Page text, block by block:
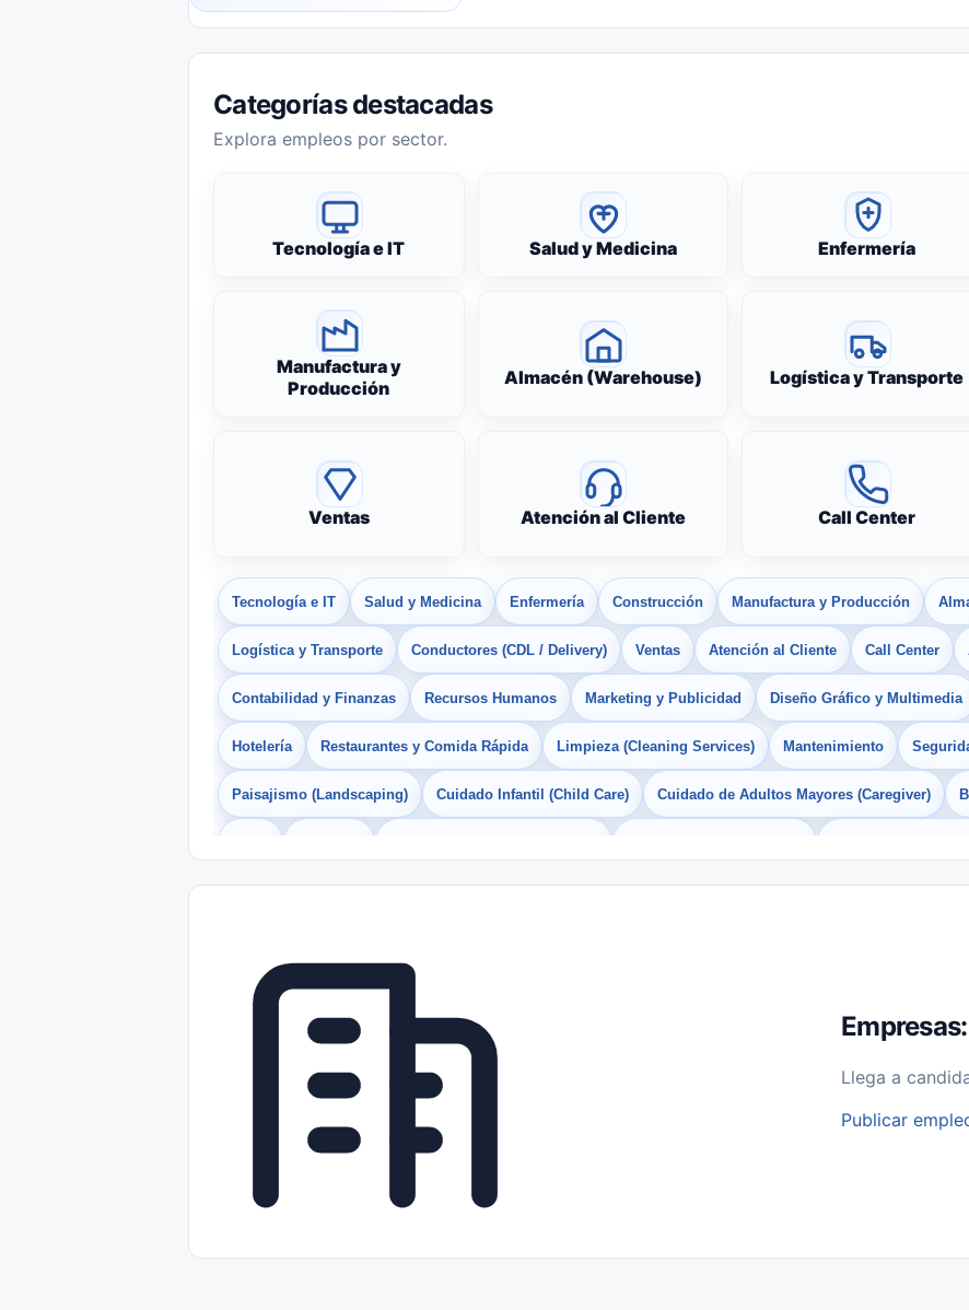
Categorías destacadas
Explora empleos por sector.
Tecnología e IT Salud y Medicina Enfermería
Manufactura y
Producción
Almacén (Warehouse) Logística y Transporte
Ventas Atención al Cliente Call Center
Tecnología e IT Salud y Medicina Enfermería Construcción Manufactura y Producción
Logística y Transporte Conductores (CDL / Delivery) Ventas Atención al Cliente Call Center
Contabilidad y Finanzas Recursos Humanos Marketing y Publicidad Diseño Gráfico y Multimedia
Hotelería Restaurantes y Comida Rápida Limpieza (Cleaning Services) Mantenimiento
Paisajismo (Landscaping) Cuidado Infantil (Child Care) Cuidado de Adultos Mayores (Caregiver)
Freelance Prácticas (Internships) Empleos para Estudiantes Empleos Bilingües (English/Spanish)
Telecomunicaciones
Llega a
Publicar